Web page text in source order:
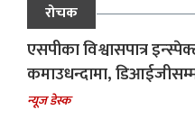
रोचक
एसपीका विश्वासपात्र
कमाउधन्दामा,
न्यूज डेस्क